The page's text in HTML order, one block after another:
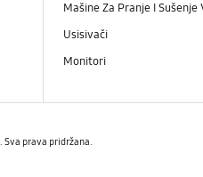
Mašine Za Pranje I Sušenje
Usisivači
Monitori
Sva prava pridržana.